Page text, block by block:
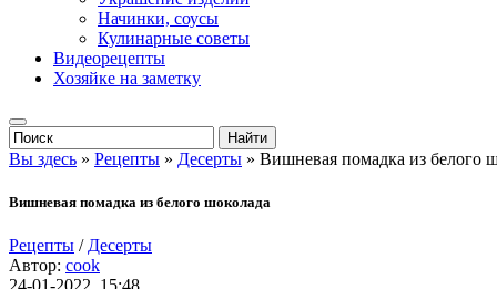
Начинки, соусы
Кулинарные советы
Видеорецепты
Хозяйке на заметку
Вы здесь » Рецепты » Десерты » Вишневая помадка из белого
Вишневая помадка из белого шоколада
Рецепты / Десерты
Автор: cook